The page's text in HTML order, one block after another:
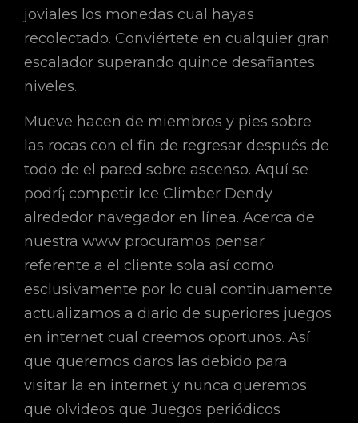
joviales los monedas cual hayas
recolectado. Conviértete en cualquier gran
escalador superando quince desafiantes
niveles.
Mueve hacen de miembros y pies sobre
las rocas con el fin de regresar después de
todo de el pared sobre ascenso. Aquí se
podrí¡ competir Ice Climber Dendy
alrededor navegador en línea. Acerca de
nuestra www procuramos pensar
referente a el cliente sola así­ como
esclusivamente por lo cual continuamente
actualizamos a diario de superiores juegos
en internet cual creemos oportunos. Así
que queremos daros las debido para
visitar la en internet y nunca queremos
que olvideos que Juegos periódicos